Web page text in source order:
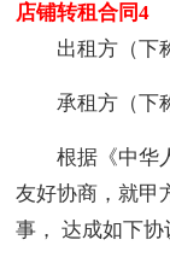
店铺转租合同4
出租方（下称
承租方（下称
根据《中华人
友好协商，就甲
事， 达成如下协